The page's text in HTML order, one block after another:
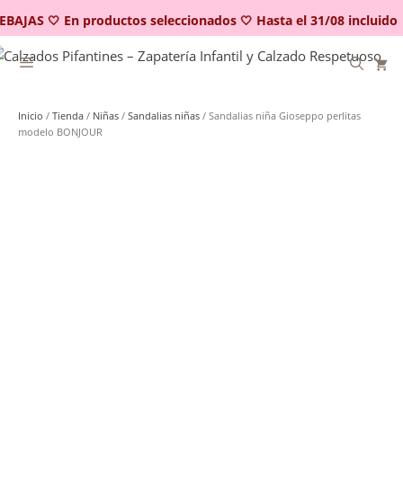
🤍 En productos seleccionados 🤍 Hasta el 31/08 incluido
al
contenido
Inicio / Tienda / Niñas / Sandalias niñas / Sandalias niña Gioseppo perlitas
modelo BONJOUR